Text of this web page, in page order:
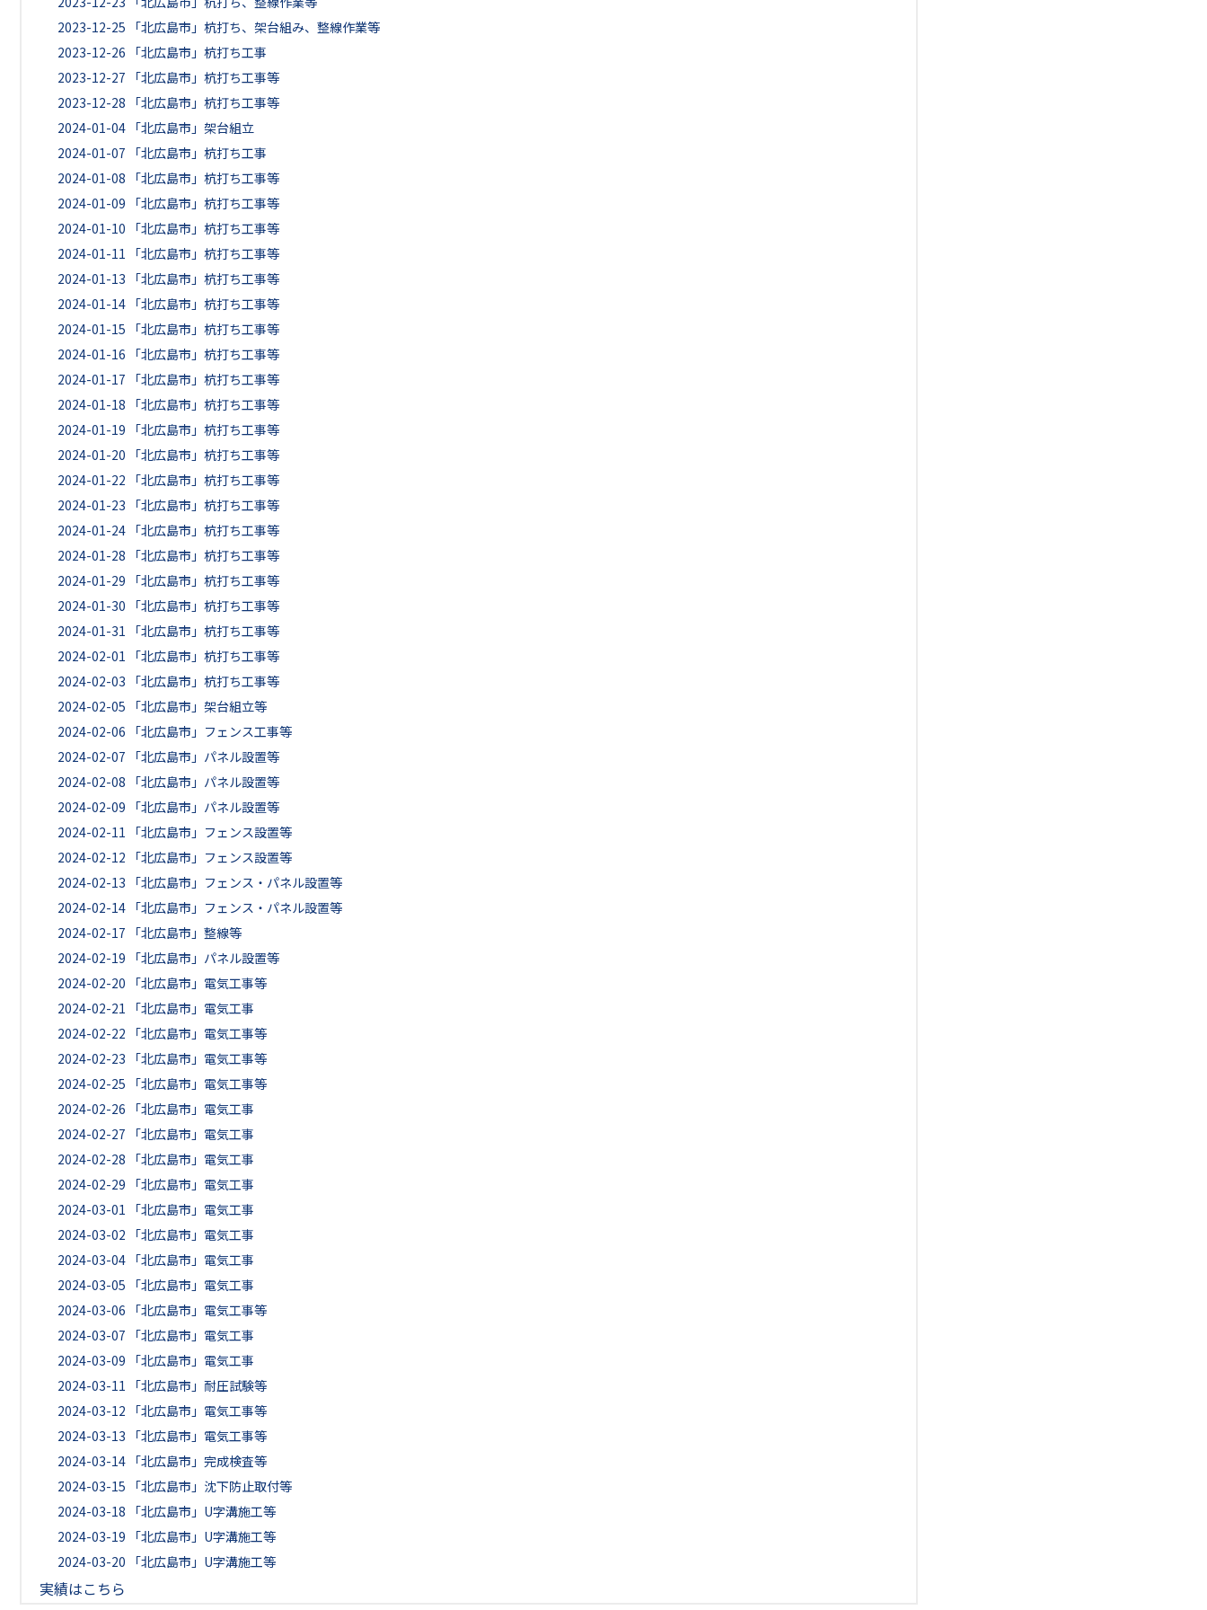
2023-12-25
「北広島市」杭打ち、架台組み、整線作業等
2023-12-26
「北広島市」杭打ち工事
2023-12-27
「北広島市」杭打ち工事等
2023-12-28
「北広島市」杭打ち工事等
2024-01-04 「北広島市」架台組立
2024-01-07
「北広島市」杭打ち工事
2024-01-08
「北広島市」杭打ち工事等
2024-01-09
「北広島市」杭打ち工事等
2024-01-10
「北広島市」杭打ち工事等
2024-01-11
「北広島市」杭打ち工事等
2024-01-13
「北広島市」杭打ち工事等
2024-01-14 「北広島市」杭打ち工事等
2024-01-15
「北広島市」杭打ち工事等
2024-01-16
「北広島市」杭打ち工事等
2024-01-17
「北広島市」杭打ち工事等
2024-01-18
「北広島市」杭打ち工事等
2024-01-19
「北広島市」杭打ち工事等
2024-01-20
「北広島市」杭打ち工事等
2024-01-22
「北広島市」杭打ち工事等
2024-01-23
「北広島市」杭打ち工事等
2024-01-24 「北広島市」杭打ち工事等
2024-01-28
「北広島市」杭打ち工事等
2024-01-29
「北広島市」杭打ち工事等
2024-01-30
「北広島市」杭打ち工事等
2024-01-31
「北広島市」杭打ち工事等
2024-02-01
「北広島市」杭打ち工事等
2024-02-03
「北広島市」杭打ち工事等
2024-02-05
「北広島市」架台組立等
2024-02-06
「北広島市」フェンス工事等
2024-02-07
「北広島市」パネル設置等
2024-02-08
「北広島市」パネル設置等
2024-02-09
「北広島市」パネル設置等
2024-02-11
「北広島市」フェンス設置等
2024-02-12
「北広島市」フェンス設置等
2024-02-13
「北広島市」フェンス・パネル設置等
2024-02-14 「北広島市」フェンス・パネル設置等
2024-02-17
「北広島市」整線等
2024-02-19
「北広島市」パネル設置等
2024-02-20
「北広島市」電気工事等
2024-02-21
「北広島市」電気工事
2024-02-22
「北広島市」電気工事等
2024-02-23
「北広島市」電気工事等
2024-02-25
「北広島市」電気工事等
2024-02-26
「北広島市」電気工事
2024-02-27
「北広島市」電気工事
2024-02-28
「北広島市」電気工事
2024-02-29
「北広島市」電気工事
2024-03-01
「北広島市」電気工事
2024-03-02
「北広島市」電気工事
2024-03-04 「北広島市」電気工事
2024-03-05
「北広島市」電気工事
2024-03-06
「北広島市」電気工事等
2024-03-07
「北広島市」電気工事
2024-03-09
「北広島市」電気工事
2024-03-11
「北広島市」耐圧試験等
2024-03-12
「北広島市」電気工事等
2024-03-13
「北広島市」電気工事等
2024-03-14 「北広島市」完成検査等
2024-03-15
「北広島市」沈下防止取付等
2024-03-18
「北広島市」U字溝施工等
2024-03-19
「北広島市」U字溝施工等
2024-03-20
「北広島市」U字溝施工等
実績はこちら